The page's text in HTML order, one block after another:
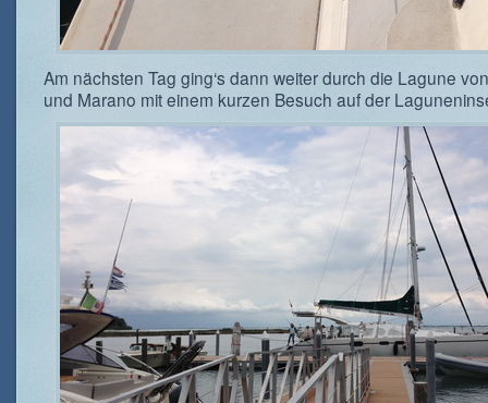
Am nächsten Tag ging‘s dann weiter durch die Lagune
und Marano mit einem kurzen Besuch auf der